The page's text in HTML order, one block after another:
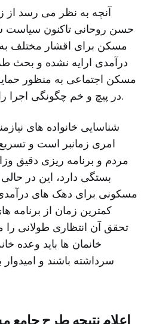
آنچه به نظر می رسد از
حسن روحانی تاکنون
مسکن برای اقشار مختلف
درآمدی ارایه نشده و بحث
مسکن اجتماعی به منظور
در پیچ و خم چگونگی اجرا راه درازی را پیش رو دارد.
شناسایی خانواده های
امری زمانبر است و
مردم و برنامه ریزی دقیق
بستگی دارد، این در
مسکونی برای دهک های
کمترین زمان از برنامه
تحقق آن انتظاری طولانی
خانمان ها باید وعده
سرداشته باشند و
اعلام نتیجه طرح جامع